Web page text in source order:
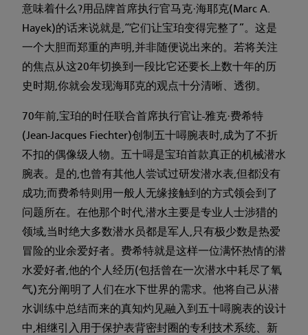
意味着什么?用品牌首席执行官马克·海耶克(Marc A.
Hayek)的话来说就是,“它们让宝珀变得完整了”。这是
一个大胆而郑重的声明,并非随便说出来的。若将关注
的焦点从这20年切换到一段比它还要长上数十年的历
史时期,你就会发现海耶克的观点十分清晰、透彻。
70年前,宝珀的时任联合首席执行官让-雅克·费希特
(Jean-Jacques Fiechter)创制五十噚腕表时,成为了不折
不扣的偶像级人物。五十噚是宝珀首款真正的机械潜水
腕表。是的,也曾有其他人尝试过研发潜水表,但都没有
成功;而费希特则用一般人无缘接触到的方式领会到了
问题所在。在他那个时代,潜水主要是专业人士涉猎的
领域,当时绝大多数潜水员都是军人,只有极少数是热爱
冒险的业余爱好者。费希特就是这样一位满怀热情的潜
水爱好者,他的个人经历(包括曾在一次潜水中耗尽了氧
气)充分阐明了人们在水下世界的需求。他将自己从潜
水训练中总结而来的真知灼见融入到五十噚腕表的设计
中,相继引入用于保护表背密封圈的专利技术系统、新